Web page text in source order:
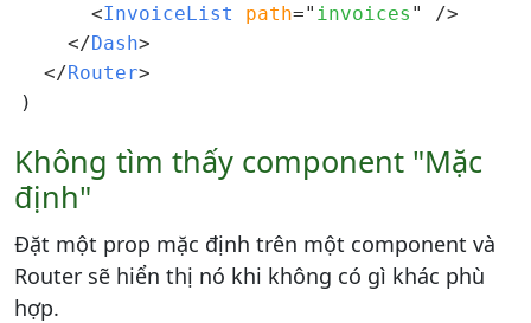
<InvoiceList path=" invoices "
/>
</Dash>
</Router>
Không tìm thấy component "Mặc
định"
Đặt một prop mặc định trên một component và
Router sẽ hiển thị nó khi không có gì khác phù
hợp.